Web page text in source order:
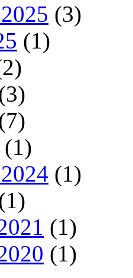
(3)
(1)
(1)
(1)
(1)
(1)